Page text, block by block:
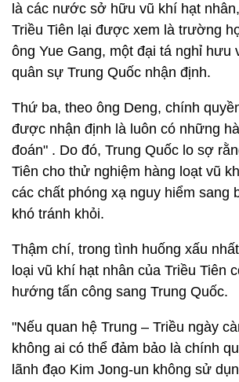
là các nước sở hữu vũ khí hạt
Triều Tiên lại được xem là trường
ông Yue Gang, một đại tá nghỉ hưu
quân sự Trung Quốc nhận định.
Thứ ba, theo ông Deng, chính
được nhận định là luôn có những
đoán" . Do đó, Trung Quốc lo sợ
Tiên cho thử nghiệm hàng loạt vũ
các chất phóng xạ nguy hiểm sang
khó tránh khỏi.
Thậm chí, trong tình huống xấu
loại vũ khí hạt nhân của Triều Tiên
hướng tấn công sang Trung Quốc.
"Nếu quan hệ Trung – Triều ngày
không ai có thể đảm bảo là chính
lãnh đạo Kim Jong-un không sử